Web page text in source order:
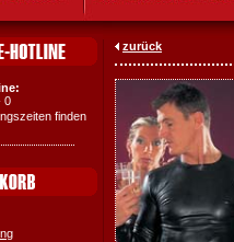
0
finden
zurück